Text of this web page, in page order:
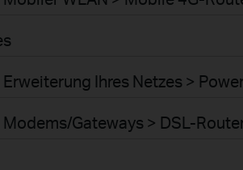
Ihres Netzes >
Gateways > DSL-